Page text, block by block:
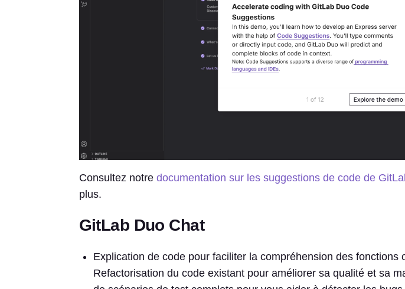
Consultez notre documentation sur les suggestions de code de
plus.
GitLab Duo Chat
Explication de code pour faciliter la compréhension des fonctions
Refactorisation du code existant pour améliorer sa qualité et sa